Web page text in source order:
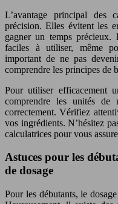
L’avantage principal des
précision. Elles évitent les
gagner un temps précieux.
faciles à utiliser, même
important de ne pas
comprendre les principes de
Pour utiliser efficacement
comprendre les unités de
correctement. Vérifiez
vos ingrédients. N’hésitez
calculatrices pour vous
Astuces pour les
de dosage
Pour les débutants, le